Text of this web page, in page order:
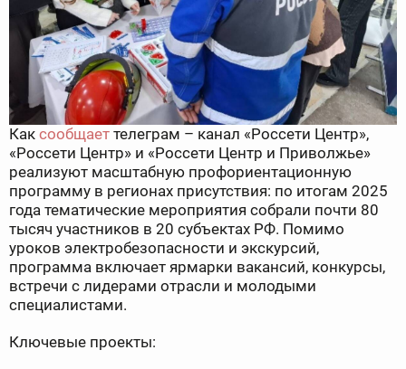
Как сообщает телеграм – канал «Россети Центр»,
«Россети Центр» и «Россети Центр и Приволжье»
реализуют масштабную профориентационную
программу в регионах присутствия: по итогам 2025
года тематические мероприятия собрали почти 80
тысяч участников в 20 субъектах РФ. Помимо
уроков электробезопасности и экскурсий,
программа включает ярмарки вакансий, конкурсы,
встречи с лидерами отрасли и молодыми
специалистами.
Ключевые проекты: